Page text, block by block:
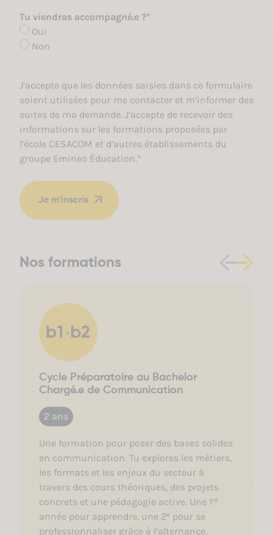
Tu viendras accompagné.e ?*
Oui
Non
R
G
P
D
*
J’accepte que les données saisies dans ce formulaire
soient utilisées pour me contacter et m’informer des
suites de ma demande. J’accepte de recevoir des
informations sur les formations proposées par
l’école CESACOM et d’autres établissements du
groupe Emineo Éducation.*
Nos formations
Cycle Préparatoire au Bachelor
Chargé.e de Communication
2 ans
Une formation pour poser des bases solides
en communication. Tu explores les métiers,
les formats et les enjeux du secteur à
travers des cours théoriques, des projets
concrets et une pédagogie active. Une 1ʳᵉ
année pour apprendre, une 2ᵉ pour se
professionnaliser grâce à l’alternance.